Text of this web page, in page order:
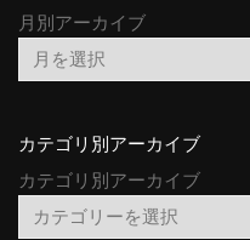
月別アーカイブ
カテゴリ別アーカイブ
カテゴリ別アーカイブ